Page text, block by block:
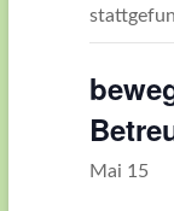
Mai 15